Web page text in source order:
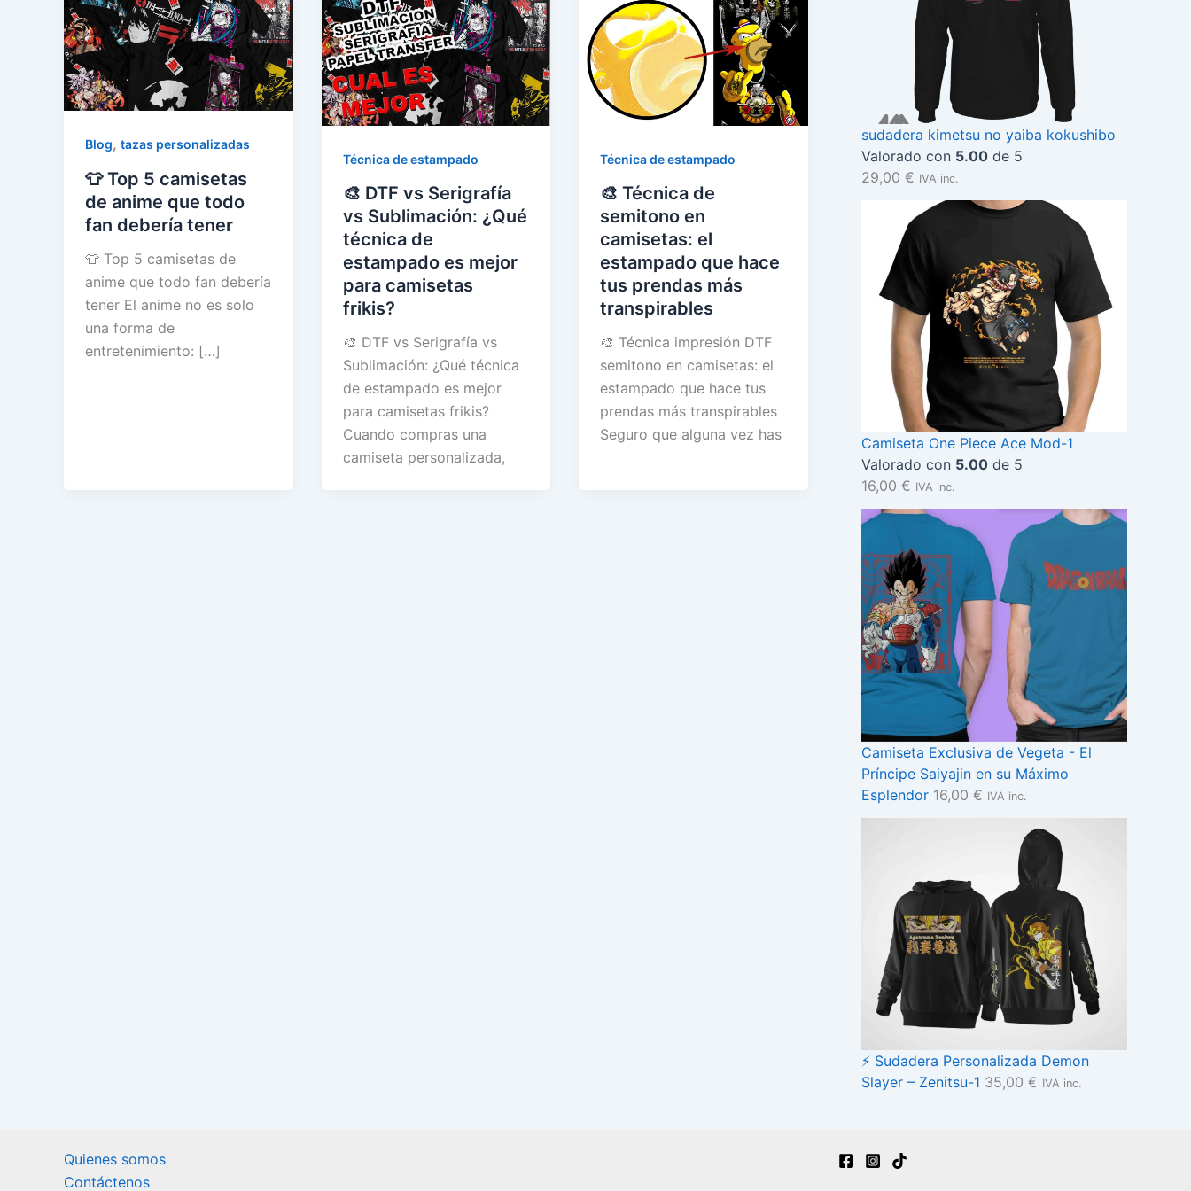
Blog, tazas personalizadas
👕 Top 5 camisetas
de anime que todo
fan debería tener
👕 Top 5 camisetas de
anime que todo fan debería
tener El anime no es solo
una forma de
entretenimiento: […]
Técnica de estampado
🎨 DTF vs Serigrafía
vs Sublimación: ¿Qué
técnica de
estampado es mejor
para camisetas
frikis?
🎨 DTF vs Serigrafía vs
Sublimación: ¿Qué técnica
de estampado es mejor
para camisetas frikis?
Cuando compras una
camiseta personalizada,
Técnica de estampado
🎨 Técnica de
semitono en
camisetas: el
estampado que hace
tus prendas más
transpirables
🎨 Técnica impresión DTF
semitono en camisetas: el
estampado que hace tus
prendas más transpirables
Seguro que alguna vez has
sudadera kimetsu no yaiba kokushibo
Valorado con 5.00 de 5
29,00 € IVA inc.
Camiseta One Piece Ace Mod-1
Valorado con 5.00 de 5
16,00 € IVA inc.
Camiseta Exclusiva de Vegeta - El
Príncipe Saiyajin en su Máximo
Esplendor 16,00 € IVA inc.
⚡ Sudadera Personalizada Demon
Slayer – Zenitsu-1 35,00 € IVA inc.
Quienes somos
Contáctenos